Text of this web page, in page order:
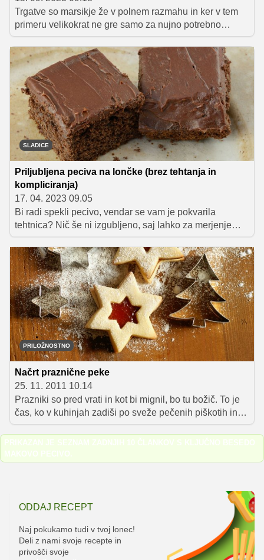
Trgatve so marsikje že v polnem razmahu in ker v tem
primeru velikokrat ne gre samo za nujno potrebno
opravilo, temveč skorajda praznik, kjer se na kupu
zberejo ožji in širši člani družine, sosedje, prijatelji in
znanci, je treba poskrbeti tudi za hrano in pijačo. Poleg
raznoraznih mesnih dobrot in jedi na žlico, na trgatvi
seveda ne smejo manjkati domače sladice.
Tradicionalna je zagotovo potica, v članku pa vam
predstavljamo še 10 okusnih in sočnih peciv, ki se lepo
režejo na kose in so tako hitro narejena, da jih lahko
pripravite tudi v zadnjem hipu.
SLADICE
Priljubljena peciva na lončke (brez tehtanja in
kompliciranja)
17. 04. 2023 09.05
Bi radi spekli pecivo, vendar se vam je pokvarila
tehtnica? Nič še ni izgubljeno, saj lahko za merjenje
sestavin uporabite kar jogurtov lonček ali kavno
skodelico. Izbira sladic, ki jih lahko pripravite z lončki, je
pestra in raznolika, vse od priljubljenega jogurtovega
peciva s sadjem do sočnega in hitro pripravljenega
čokoladnega peciva brez jajc.
PRILOŽNOSTNO
Načrt praznične peke
25. 11. 2011 10.14
Prazniki so pred vrati in kot bi mignil, bo tu božič. To je
čas, ko v kuhinjah zadiši po sveže pečenih piškotih in
drugih dobrotah, ki jih navadno pripravimo v izobilju.
Tako poskrbimo, da je v tem čarobnem času na mizi
vedno kakšna poslastica, s katero pogostimo svoje
najdražje.
PRIKAZAN JE SEZNAM ZADNJIH 10 ČLANKOV S KLJUČNO BESEDO
MAKOVO PECIVO.
ODDAJ RECEPT
Naj pokukamo tudi v tvoj lonec!
Deli z nami svoje recepte in
privošči svoje